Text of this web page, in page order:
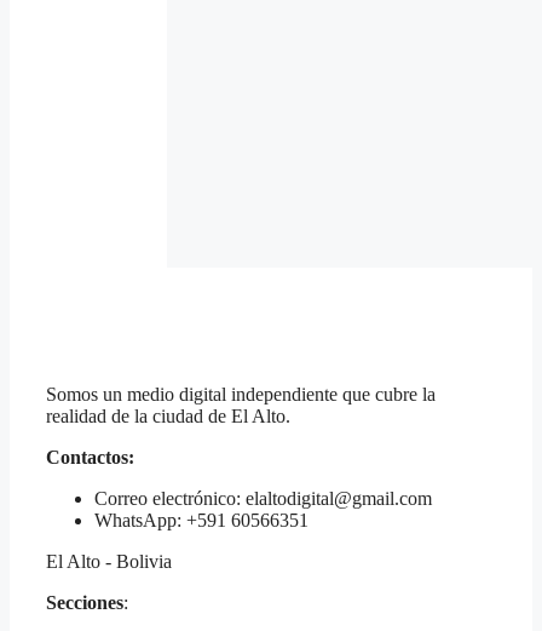
Somos un medio digital independiente que cubre la
realidad de la ciudad de El Alto.
Contactos:
Correo electrónico: elaltodigital@gmail.com
WhatsApp: +591 60566351
El Alto - Bolivia
Secciones: